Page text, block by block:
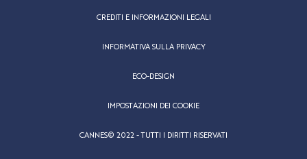
CREDITI E INFORMAZIONI LEGALI
INFORMATIVA SULLA PRIVACY
ECO-DESIGN
IMPOSTAZIONI DEI COOKIE
CANNES© 2022 - TUTTI I DIRITTI RISERVATI